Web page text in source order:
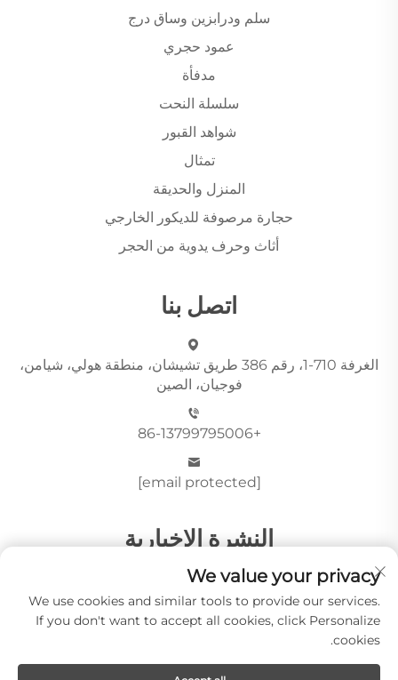
سلم ودرابزين وساق درج
عمود حجري
مدفأة
سلسلة النحت
شواهد القبور
تمثال
المنزل والحديقة
حجارة مرصوفة للديكور الخارجي
أثاث وحرف يدوية من الحجر
اتصل بنا
الغرفة 710-1، رقم 386 طريق تشيشان، منطقة هولي، شيامن،
فوجيان، الصين
+86-13799795006
[email protected]
النشرة الإخبارية
أرسِل
We value your privacy
We use cookies and similar tools to provide our services.
If you don't want to accept all cookies, click Personalize
cookies.